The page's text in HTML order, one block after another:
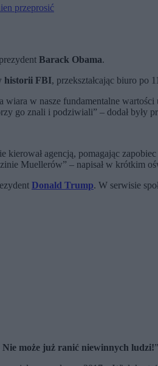
przeprosić
Barack Obama.
historii FBI, przekształcając biuro po
w nasze fundamentalne
go znali i podziwiali” – dodał były
kierował agencją, pomagając
Muellerów” – napisał w krótkim
Donald Trump. W serwisie
Nie może już ranić niewinnych ludzi!